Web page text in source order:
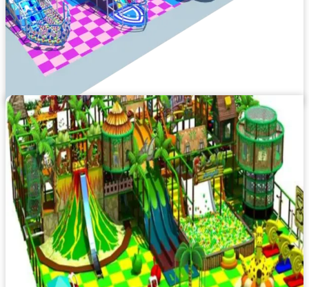
PROGETTO PARCO GIOCHI 189
Dimensioni su richiesta
Codice: PARCO GIOCHI 189